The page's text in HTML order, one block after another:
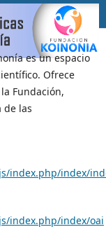
es un espacio
Ofrece
Fundación,
de las
index.php/index/
index.php/index/oai